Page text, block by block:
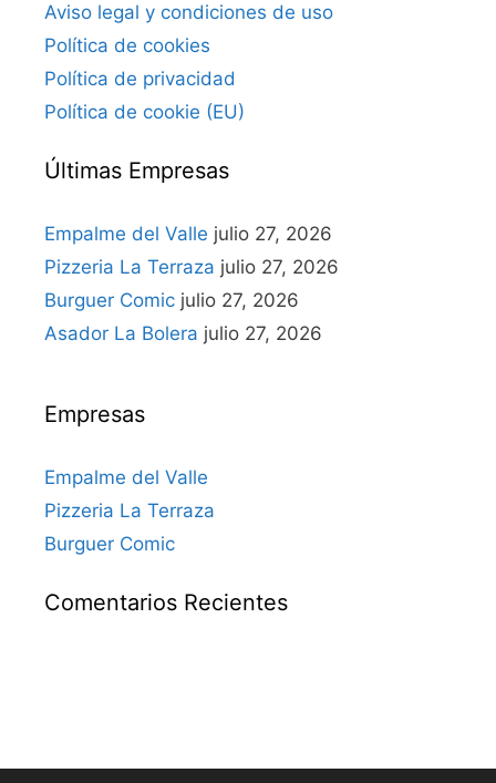
Aviso legal y condiciones de uso
Política de cookies
Política de privacidad
Política de cookie (EU)
Últimas Empresas
Empalme del Valle julio 27, 2026
Pizzeria La Terraza julio 27, 2026
Burguer Comic julio 27, 2026
Asador La Bolera julio 27, 2026
Empresas
Empalme del Valle
Pizzeria La Terraza
Burguer Comic
Comentarios Recientes